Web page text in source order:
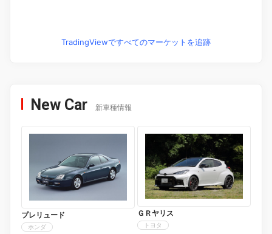
TradingViewですべてのマーケットを追跡
New Car 新車種情報
プレリュード
ホンダ
ＧＲヤリス
トヨタ